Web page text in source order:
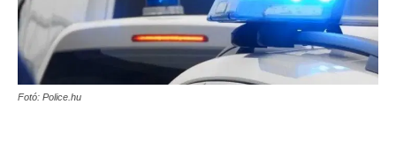
Fotó: Police.hu